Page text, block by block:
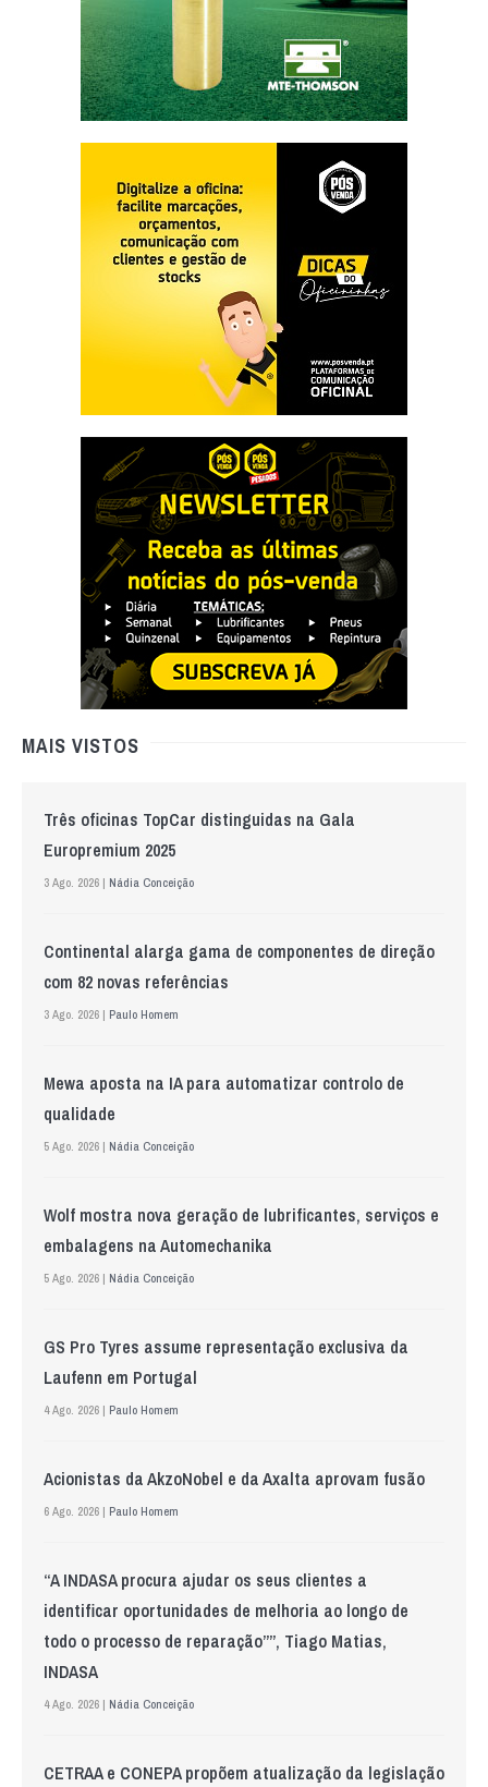
MAIS VISTOS
Três oficinas TopCar distinguidas na Gala
Europremium 2025
3 Ago. 2026 | Nádia Conceição
Continental alarga gama de componentes de direção
com 82 novas referências
3 Ago. 2026 | Paulo Homem
Mewa aposta na IA para automatizar controlo de
qualidade
5 Ago. 2026 | Nádia Conceição
Wolf mostra nova geração de lubrificantes, serviços e
embalagens na Automechanika
5 Ago. 2026 | Nádia Conceição
GS Pro Tyres assume representação exclusiva da
Laufenn em Portugal
4 Ago. 2026 | Paulo Homem
Acionistas da AkzoNobel e da Axalta aprovam fusão
6 Ago. 2026 | Paulo Homem
“A INDASA procura ajudar os seus clientes a
identificar oportunidades de melhoria ao longo de
todo o processo de reparação””, Tiago Matias,
INDASA
4 Ago. 2026 | Nádia Conceição
CETRAA e CONEPA propõem atualização da legislação